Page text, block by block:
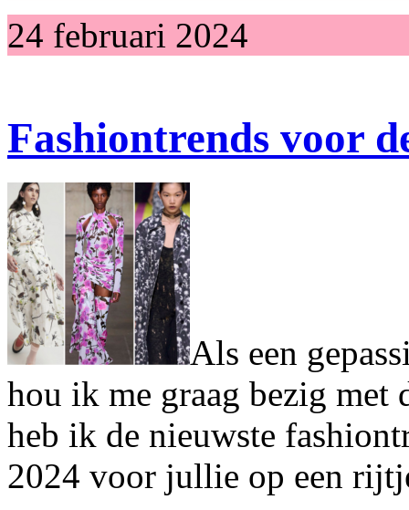
24 februari 2024
Fashiontrends voor
Als een
hou ik me graag bezig met
heb ik de nieuwste
2024 voor jullie op een